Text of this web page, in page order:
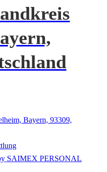
Bayern, 93309,